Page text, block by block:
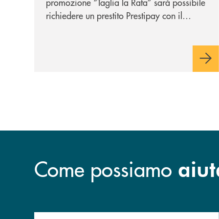
richiedere un prestito Prestipay con il
Come possiamo